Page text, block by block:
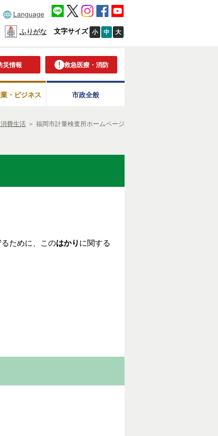
Language
ふりがな 文字サイズ 小 中 大
災情報 救急医療・消防
・ビジネス 市政全般
費生活 ＞ 福岡市計量検査所ホームページ
ために、このはかり に関する